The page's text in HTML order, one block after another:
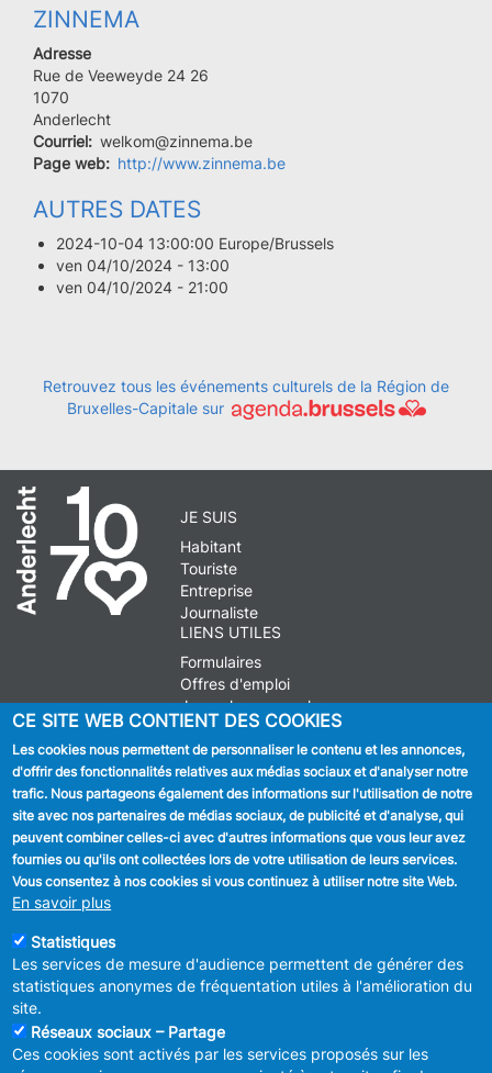
ZINNEMA
Adresse
Rue de Veeweyde 24 26
Code
postal
1070
Ville
Anderlecht
Courriel
welkom@zinnema.be
Page web
http://www.zinnema.be
AUTRES DATES
2024-10-04 13:00:00 Europe/Brussels
ven 04/10/2024 - 13:00
ven 04/10/2024 - 21:00
Retrouvez tous les événements culturels de la Région de
Bruxelles-Capitale sur
JE SUIS
Habitant
Touriste
Entreprise
Journaliste
LIENS UTILES
Formulaires
Offres d'emploi
Journal communal
Stationnement
SUIVEZ NOUS
Facebook
Linkedin
CE SITE WEB CONTIENT DES COOKIES
Les cookies nous permettent de personnaliser le contenu et les annonces,
d'offrir des fonctionnalités relatives aux médias sociaux et d'analyser notre
trafic. Nous partageons également des informations sur l'utilisation de notre
site avec nos partenaires de médias sociaux, de publicité et d'analyse, qui
peuvent combiner celles-ci avec d'autres informations que vous leur avez
fournies ou qu'ils ont collectées lors de votre utilisation de leurs services.
Vous consentez à nos cookies si vous continuez à utiliser notre site Web.
En savoir plus
Statistiques
Les services de mesure d'audience permettent de générer des
statistiques anonymes de fréquentation utiles à l'amélioration du
site.
Réseaux sociaux – Partage
Ces cookies sont activés par les services proposés sur les